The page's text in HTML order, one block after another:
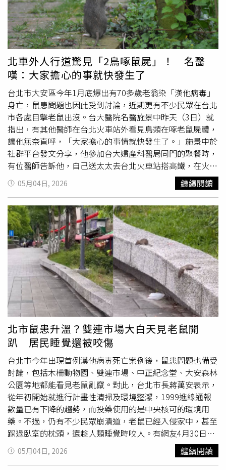
序問題，實在不光彩。話傳回在地，一名商家老闆謝姊（化
名）就爆料，整合「掮客」其實是在地前里長夫婿，快20年
前就老搓合地方都更，期間即使里長撒錢選舉被逮著正著鋃
鐺入獄，先生也不改其志繼續拚遊說。她續指，近日判決撤
銷新北市府行政處分後，掮客可得意地沾沾自喜四處炫耀，
除了這波百億商機要搶回扣外，更希望立個招牌，未來廣大
中永和都更整合「三代吃到吐都行」。新北市府都更處副處
長李擇仁對此「認栽」，承認市府當初真的差在「大會實質
審查」，近日會函文就原先都更公司提報內容重開審查大
會，補足程序。但李擇仁也吐槽，這間都更公司歷次審查時
老不在乎委員意見，連該留夠寬的人行道都不留，新北市府
也是限期補件被「放鴿子」才無奈駁回的，行政法院也未對
實質駁回內容進一步糾錯，僅依照程序上不備撤銷原處分，
若這次審議大會，都更公司仍是舊資訊，「那結果很明顯
了」他強調實質內容市府仍站得住腳。儘管負責整合的新北
都更建築經理公司勝訴了，但董事長蔡錦宗面對CTWant去
電詢問，卻表達不受訪並掛斷電話，絲毫不見勝訴喜悅，看
來這筆百億都更到底誰是贏家，短時間還有得吵了！
也因此，檢方已要求警方不得再對外透露更多案情內容，避
免事件持續擴散，造成當事人二度傷害。由於高男至今仍未
主動到案，士林分局偵查隊18日已正式寄送通知書，要求他
在指定時間到案說明。若高男經2次書面通知後仍未現身，
警方將依公然猥褻罪嫌函送法辦，後續檢方也會再通知他到
案，必要時不排除核發拘票，將人拘提到案。
北車外人行道驚見「2鳥啄鼠屍」！ 名醫
嘆：大家擔心的事就快發生了
台北市大安區今年1月底爆出有70多歲老翁染「漢他病毒」
身亡，鼠患問題也因此受到討論，近期更有不少民眾在台北
市各處目擊老鼠出沒。台大醫院名醫施景中昨天（3日）就
指出，有其他醫師在台北火車站外看見鳥類在啄老鼠屍體，
讓他無奈直呼，「大家擔心的事情就快發生了。」施景中於
社群平台發文分享，他參加台大婦產科醫局同門的聚餐時，
有位醫師告訴他，自己送太太去台北火車站搭高鐵，在火車
站外圍的人行道上看到1隻死老鼠，旁邊還有2隻鳥在啄死老
鼠的肉，讓他忍不住直言，「看來，大家擔心的事情就快發
生了。」貼文曝光後，不少網友紛紛在底下留言，「我也在
台北車站外圍看過老鼠」、「我前幾天在通化街上也看到一
樣的畫面」、「屍鼠列車要上映嗎？」、「野貓野狗少了！
老鼠成群結隊的大街上逛」、「台北市接下來會有一堆動物
屍體」、「老鼠殺不完，結果鳥類先遭殃，生靈塗炭」、
「脆上面已經很多人拍到鳥屍了」、「古有安史之亂，今有
安鼠之亂」、「（地獄梗）鼠疫之後會迎來文藝復興的」、
「我更擔心的是現在捷運管道也有老鼠，難保不會咬斷線
路，造成重大公安意外」。也有人說，「台北市區有鳳頭蒼
鷹、黑冠麻鷺和台灣藍鵲都會吃老鼠，這些鳥類真的會被害
死」、「前一陣子在北投看到八哥在啄老鼠」、「在西門町
中華路看過鳥在路邊啄老鼠屍體」、「倒在花圃旁奄奄一息
的禽鳥就是這樣來的」、「上禮拜在大安區看到2隻死老
鼠，然後在公園草皮發現死鴿子」、「我今天在大安區路邊
（復興南路）看到1隻倒臥的鴿子，我從小到大都住台北，
第一次看到路邊有死掉的鴿子 」、「今年2月我們信義區辦
公室同事才目睹1隻老鷹叼著1隻老鼠在中庭緊繃的走來走
去」。
05月04日, 2026 繼續閱讀
北市鼠患升溫？雙連市場大白天見老鼠開
趴 居民睡覺還被咬傷
台北市今年出現首例漢他病毒死亡案例後，鼠患問題也備受
討論，包括木柵動物園、雙連市場、中正紀念堂、大安森林
公園等地都能看見老鼠亂竄。對此，台北市長蔣萬安表示，
從年初開始就進行計畫性清掃及環境整潔，1999進線通報
數量已有下降的趨勢，而投藥使用的是中央核可的環境用
藥。不過，仍有不少民眾崩潰道，老鼠已經入侵家中，甚至
踩過臥室的枕頭，還趁人類睡覺時咬人。有網友4月30日於
Threads上傳一段影片，拍攝時間約為上午9點左右，地點
位在雙連捷運站2號出口附近，只見大白天就有2隻老鼠在市
05月04日, 2026 繼續閱讀